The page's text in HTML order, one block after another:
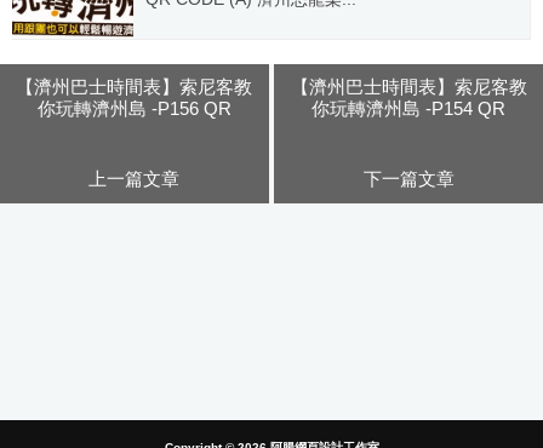
【濟州巴士時間表】索尼客教
你玩轉濟州島 -P156 QR
上一篇文章
【濟州巴士時間表】索尼客教
你玩轉濟州島 -P154 QR
下一篇文章